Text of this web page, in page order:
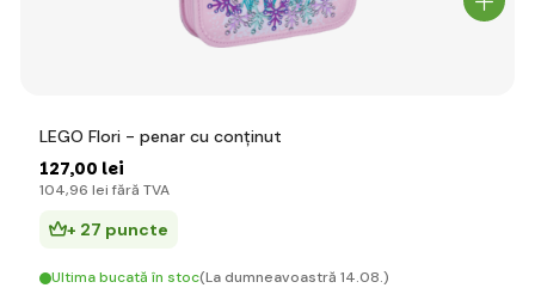
LEGO Flori - penar cu conținut
127,00 lei
104,96 lei fără TVA
+ 27 puncte
Ultima bucată în stoc(La dumneavoastră 14.08.)